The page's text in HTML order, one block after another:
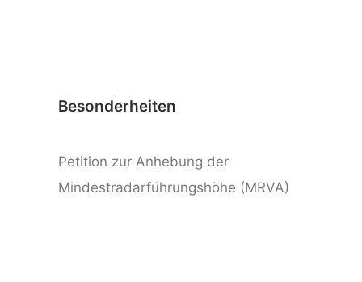
Besonderheiten
Petition zur Anhebung der
Mindestradarführungshöhe (MRVA)